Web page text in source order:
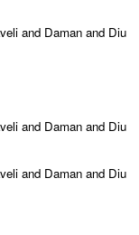
and Daman and Diu
and Daman and Diu
and Daman and Diu